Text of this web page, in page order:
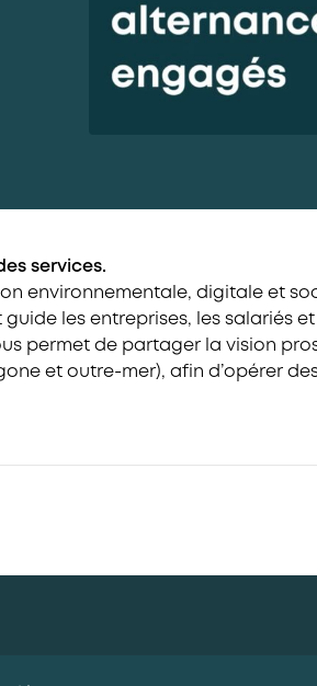
services.
environnementale, digitale et
les entreprises, les salariés
permet de partager la vision
et outre-mer), afin d’opérer